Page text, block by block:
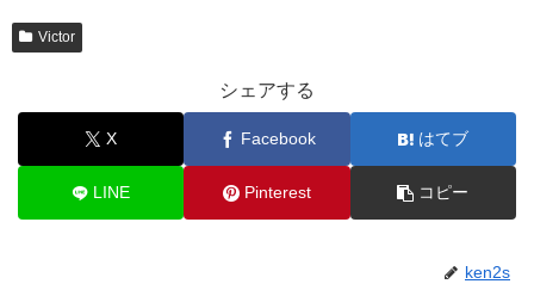
Victor
シェアする
X Facebook はてブ
LINE Pinterest コピー
ken2s